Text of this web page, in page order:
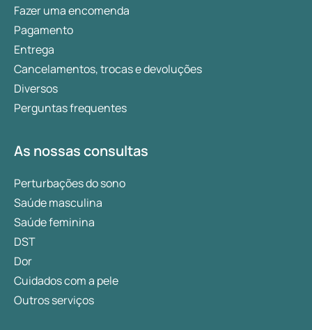
Fazer uma encomenda
Pagamento
Entrega
Cancelamentos, trocas e devoluções
Diversos
Perguntas frequentes
As nossas consultas
Perturbações do sono
Saúde masculina
Saúde feminina
DST
Dor
Cuidados com a pele
Outros serviços